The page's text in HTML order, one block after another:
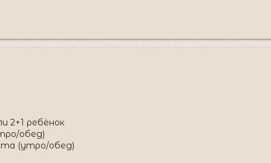
2+1 ребёнок
обед)
(утро/обед)